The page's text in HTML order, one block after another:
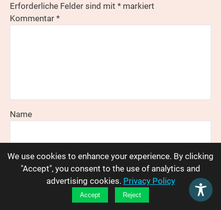
Erforderliche Felder sind mit * markiert
Kommentar *
Name
E-Mail-Adresse
We use cookies to enhance your experience. By clicking
"Accept", you consent to the use of analytics and
advertising cookies. Privacy Policy
Accept Reject